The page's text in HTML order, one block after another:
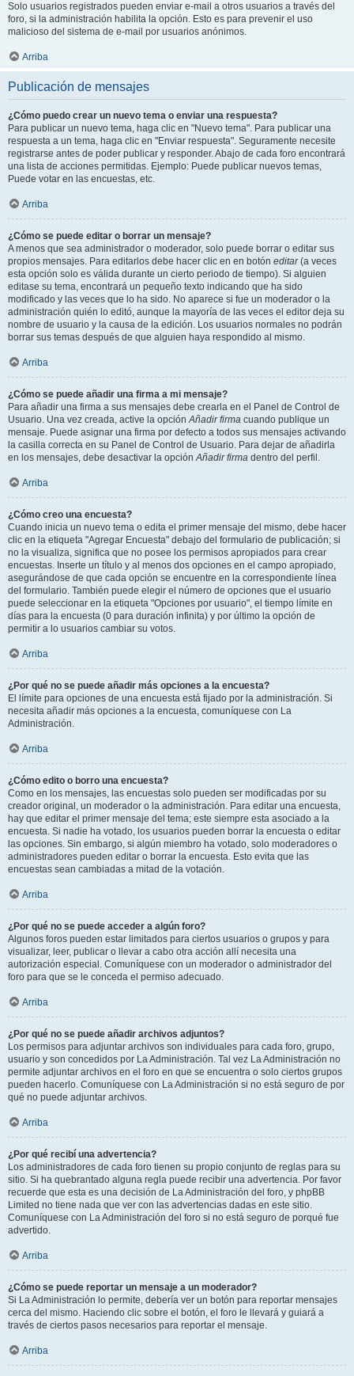
Solo usuarios registrados pueden enviar e-mail a otros usuarios a través del
foro, si la administración habilita la opción. Esto es para prevenir el uso
malicioso del sistema de e-mail por usuarios anónimos.
Arriba
Publicación de mensajes
¿Cómo puedo crear un nuevo tema o enviar una respuesta?
Para publicar un nuevo tema, haga clic en "Nuevo tema". Para publicar una
respuesta a un tema, haga clic en "Enviar respuesta". Seguramente necesite
registrarse antes de poder publicar y responder. Abajo de cada foro encontrará
una lista de acciones permitidas. Ejemplo: Puede publicar nuevos temas,
Puede votar en las encuestas, etc.
Arriba
¿Cómo se puede editar o borrar un mensaje?
A menos que sea administrador o moderador, solo puede borrar o editar sus
propios mensajes. Para editarlos debe hacer clic en en botón editar(a veces
esta opción solo es válida durante un cierto periodo de tiempo). Si alguien
editase su tema, encontrará un pequeño texto indicando que ha sido
modificado y las veces que lo ha sido. No aparece si fue un moderador o la
administración quién lo editó, aunque la mayoría de las veces el editor deja su
nombre de usuario y la causa de la edición. Los usuarios normales no podrán
borrar sus temas después de que alguien haya respondido al mismo.
Arriba
¿Cómo se puede añadir una firma a mi mensaje?
Para añadir una firma a sus mensajes debe crearla en el Panel de Control de
Usuario. Una vez creada, active la opciónAñadir firma cuando publique un
mensaje. Puede asignar una firma por defecto a todos sus mensajes activando
la casilla correcta en su Panel de Control de Usuario. Para dejar de añadirla
en los mensajes, debe desactivar la opciónAñadir firma dentro del perfil.
Arriba
¿Cómo creo una encuesta?
Cuando inicia un nuevo tema o edita el primer mensaje del mismo, debe hacer
clic en la etiqueta "Agregar Encuesta" debajo del formulario de publicación; si
no la visualiza, significa que no posee los permisos apropiados para crear
encuestas. Inserte un título y al menos dos opciones en el campo apropiado,
asegurándose de que cada opción se encuentre en la correspondiente línea
del formulario. También puede elegir el número de opciones que el usuario
puede seleccionar en la etiqueta "Opciones por usuario", el tiempo límite en
días para la encuesta (0 para duración infinita) y por último la opción de
permitir a lo usuarios cambiar su votos.
Arriba
¿Por qué no se puede añadir más opciones a la encuesta?
El límite para opciones de una encuesta está fijado por la administración. Si
necesita añadir más opciones a la encuesta, comuníquese con La
Administración.
Arriba
¿Cómo edito o borro una encuesta?
Como en los mensajes, las encuestas solo pueden ser modificadas por su
creador original, un moderador o la administración. Para editar una encuesta,
hay que editar el primer mensaje del tema; este siempre esta asociado a la
encuesta. Si nadie ha votado, los usuarios pueden borrar la encuesta o editar
las opciones. Sin embargo, si algún miembro ha votado, solo moderadores o
administradores pueden editar o borrar la encuesta. Esto evita que las
encuestas sean cambiadas a mitad de la votación.
Arriba
¿Por qué no se puede acceder a algún foro?
Algunos foros pueden estar limitados para ciertos usuarios o grupos y para
visualizar, leer, publicar o llevar a cabo otra acción allí necesita una
autorización especial. Comuníquese con un moderador o administrador del
foro para que se le conceda el permiso adecuado.
Arriba
¿Por qué no se puede añadir archivos adjuntos?
Los permisos para adjuntar archivos son individuales para cada foro, grupo,
usuario y son concedidos por La Administración. Tal vez La Administración no
permite adjuntar archivos en el foro en que se encuentra o solo ciertos grupos
pueden hacerlo. Comuníquese con La Administración si no está seguro de por
qué no puede adjuntar archivos.
Arriba
¿Por qué recibí una advertencia?
Los administradores de cada foro tienen su propio conjunto de reglas para su
sitio. Si ha quebrantado alguna regla puede recibir una advertencia. Por favor
recuerde que esta es una decisión de La Administración del foro, y phpBB
Limited no tiene nada que ver con las advertencias dadas en este sitio.
Comuníquese con La Administración del foro si no está seguro de porqué fue
advertido.
Arriba
¿Cómo se puede reportar un mensaje a un moderador?
Si La Administración lo permite, debería ver un botón para reportar mensajes
cerca del mismo. Haciendo clic sobre el botón, el foro le llevará y guiará a
través de ciertos pasos necesarios para reportar el mensaje.
Arriba